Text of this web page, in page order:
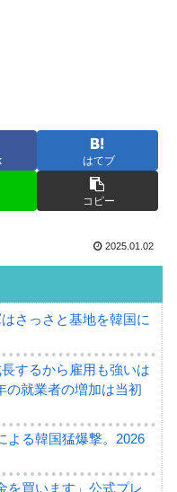
はてブ
コピー
2025.01.02
さっさと基地を韓国に
長するから雇用も強いは
就業者の増加は当初
よる韓国猛爆撃。2026
を買います」公式プレ